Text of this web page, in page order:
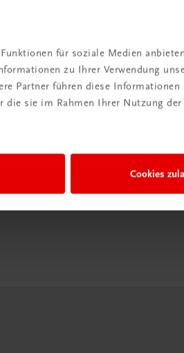
für soziale Medien
zu Ihrer Verwendung
Partner führen diese
die sie im Rahmen Ihrer Nutzung
Cookies